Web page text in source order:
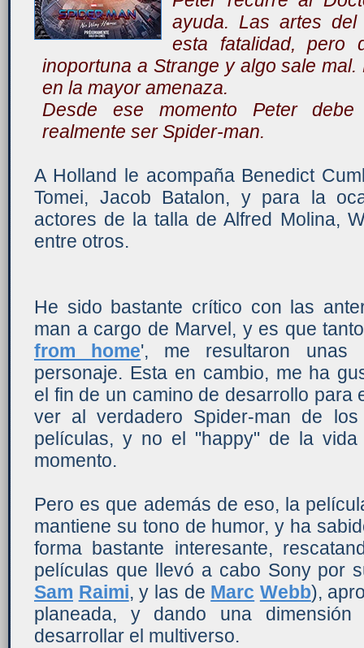
ayuda. Las artes del
esta fatalidad, pero
inoportuna a Strange y algo sale
en la mayor amenaza.
Desde ese momento Peter
realmente ser Spider-man.
A Holland le acompaña Benedict
Tomei, Jacob Batalon, y para la
actores de la talla de Alfred Molina,
entre otros.
He sido bastante crítico con las
man a cargo de Marvel, y es que
from home', me resultaron unas
personaje. Esta en cambio, me ha
el fin de un camino de desarrollo para
ver al verdadero Spider-man de
películas, y no el "happy" de la
momento.
Pero es que además de eso, la
mantiene su tono de humor, y ha
forma bastante interesante,
películas que llevó a cabo Sony por
Sam Raimi, y las de Marc Webb),
planeada, y dando una
desarrollar el multiverso.